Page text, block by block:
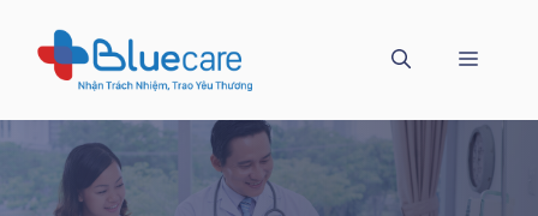
MENU